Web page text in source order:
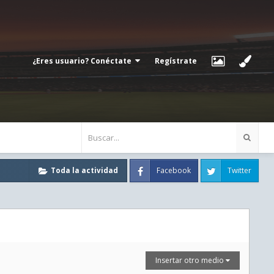
¿Eres usuario? Conéctate Regístrate
Toda la actividad Facebook Twitter
Insertar otro medio